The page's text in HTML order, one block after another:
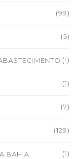
(99)
(5)
(1)
(1)
(7)
(129)
BAHIA (1)